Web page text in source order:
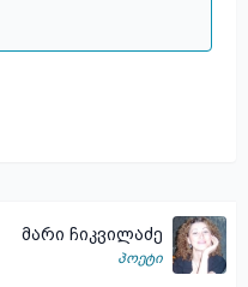
მარი ჩიკვილაძე
პოეტი